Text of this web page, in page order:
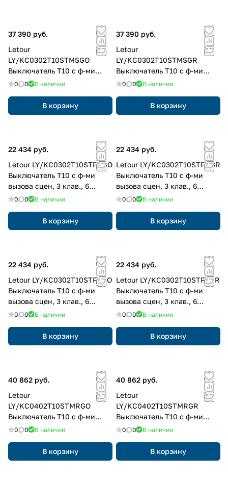
37 390 руб.
Letour
LY/KC0302T10STMSGO
Выключатель Т10 с ф-ми
вызова сцен, 3 клав., 6
0 0 В наличии
В корзину
37 390 руб.
Letour
LY/KC0302T10STMSGR
Выключатель Т10 с ф-ми
вызова сцен, 3 клав., 6
0 0 В наличии
В корзину
22 434 руб.
Letour LY/KC0302T10STPRGO
Выключатель Т10 с ф-ми
вызова сцен, 3 клав., 6
кнопок, пластик, закругл.,
0 0 В наличии
В корзину
22 434 руб.
Letour LY/KC0302T10STPRGR
Выключатель Т10 с ф-ми
вызова сцен, 3 клав., 6
кнопок, пластик, закругл.,
0 0 В наличии
В корзину
22 434 руб.
Letour LY/KC0302T10STPSGO
Выключатель Т10 с ф-ми
вызова сцен, 3 клав., 6
кнопок, пластик, квадр.,
0 0 В наличии
В корзину
22 434 руб.
Letour LY/KC0302T10STPSGR
Выключатель Т10 с ф-ми
вызова сцен, 3 клав., 6
кнопок, пластик, квадр.,
0 0 В наличии
В корзину
40 862 руб.
Letour
LY/KC0402T10STMRGO
Выключатель Т10 с ф-ми
вызова сцен, 4 клав., 8
0 0 В наличии
В корзину
40 862 руб.
Letour
LY/KC0402T10STMRGR
Выключатель Т10 с ф-ми
вызова сцен, 4 клав., 8
0 0 В наличии
В корзину